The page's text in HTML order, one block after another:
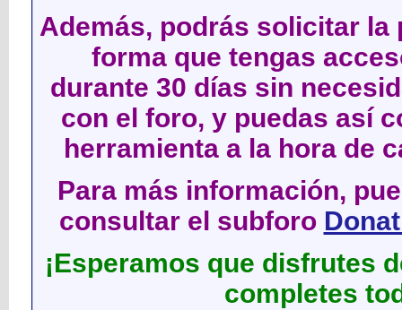
Además, podrás solicitar
forma que tengas
durante 30 días sin
con el foro, y puedas así
herramienta a la hora de
Para más información,
consultar el subforo
¡Esperamos que disfrutes
completes